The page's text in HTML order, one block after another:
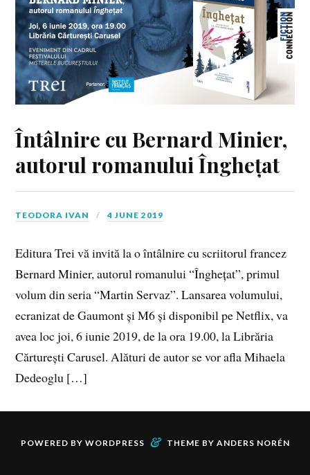
Întâlnire cu Bernard Minier,
autorul romanului Înghețat
TEODORA IVAN 4 JUNE 2019
Editura Trei vă invită la o întâlnire cu scriitorul francez
Bernard Minier, autorul romanului “Înghețat”, primul
volum din seria “Martin Servaz”. Lansarea volumului,
ecranizat de Gaumont și M6 și disponibil pe Netﬂix, va
avea loc joi, 6 iunie 2019, de la ora 19.00, la Librăria
Cărturești Carusel. Alături de autor se vor afla Mihaela
Dedeoglu […]
POWERED BY WORDPRESS & THEME BY ANDERS NORÉN